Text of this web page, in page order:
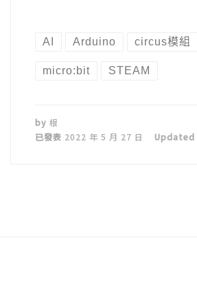
AI Arduino circus模組
micro:bit STEAM
by 根
已發表 2022 年 5 月 27 日 Updated